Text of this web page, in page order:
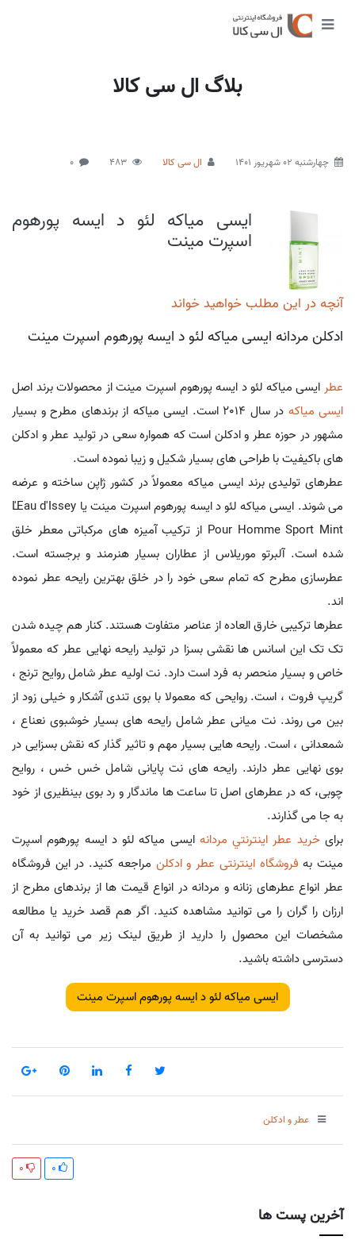
بلاگ ال سی کالا
آخرین پست ها
چهارشنبه 02 شهریور 1401 ال سی کالا 483
0
ایسی میاکه لئو د ایسه پورهوم
اسپرت مینت
آنچه در این مطلب خواهید خواند
ادکلن مردانه ایسی میاکه لئو د ایسه پورهوم اسپرت مینت
عطر ایسی میاکه لئو د ایسه پورهوم اسپرت مینت از محصولات برند اصل
ایسی میاکه
در سال 2014 است. ایسی میاکه از برندهای مطرح و بسیار
مشهور در حوزه عطر و ادکلن است که همواره سعی در تولید عطر و ادکلن
های باکیفیت با طراحی های بسیار شکیل و زیبا نموده است.
عطرهای تولیدی برند ایسی میاکه معمولاً در کشور ژاپن ساخته و عرضه
می شوند. ایسی میاکه لئو د ایسه پورهوم اسپرت مینت یا L'Eau d'Issey
Pour Homme Sport Mint از ترکیب آمیزه های مرکباتی معطر خلق
شده است. آلبرتو موریلاس از عطاران بسیار هنرمند و برجسته است.
عطرسازی مطرح که تمام سعی خود را در خلق بهترین رایحه عطر نموده
اند.
عطرها ترکیبی خارق العاده از عناصر متفاوت هستند. کنار هم چیده شدن
تک تک این اسانس ها نقشی بسزا در تولید رایحه نهایی عطر که معمولاً
خاص و بسیار منحصر به فرد است دارد. نت اولیه عطر شامل روایح ترنج ،
گریپ فروت ، است. روایحی که معمولا با بوی تندی آشکار و خیلی زود از
بین می روند. نت میانی عطر شامل رایحه های بسیار خوشبوی نعناع ،
شمعدانی ، است. رایحه هایی بسیار مهم و تاثیر گذار که نقش بسزایی در
بوی نهایی عطر دارند. رایحه های نت پایانی شامل خس خس ، روایح
چوبی، که در عطرهای اصل تا ساعت ها ماندگار و رد بوی بینظیری از خود
به جا می گذارند.
برایخريد عطر اينترنتي مردانه ایسی میاکه لئو د ایسه پورهوم اسپرت
مینت به فروشگاه اینترنتی عطر و ادکلن مراجعه کنید. در این فروشگاه
عطر انواع عطرهای زنانه و مردانه در انواع قیمت ها از برندهای مطرح از
ارزان را گران را می توانید مشاهده کنید. اگر هم قصد خرید یا مطالعه
مشخصات این محصول را دارید از طریق لینک زیر می توانید به آن
دسترسی داشته باشید.
ایسی میاکه لئو د ایسه پورهوم اسپرت مینت
عطر و ادکلن